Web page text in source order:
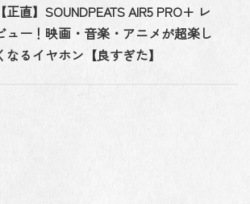
【正直】SOUNDPEATS AIR5 PRO+ レ
ュー！映画・音楽・アニメが超楽し
なるイヤホン【良すぎた】